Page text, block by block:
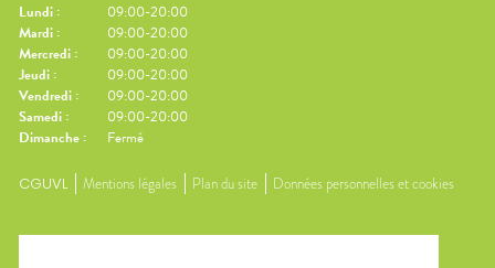
Lundi :
09:00-20:00
Mardi :
09:00-20:00
Mercredi :
09:00-20:00
Jeudi :
09:00-20:00
Vendredi :
09:00-20:00
Samedi :
09:00-20:00
Dimanche : Fermé
CGUVL Mentions légales Plan du site Données personnelles et cookies